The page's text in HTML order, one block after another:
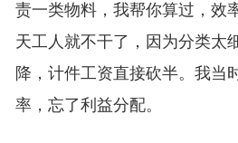
责一类物料，我帮你算过，效
天工人就不干了，因为分类太
降，计件工资直接砍半。我当
率，忘了利益分配。